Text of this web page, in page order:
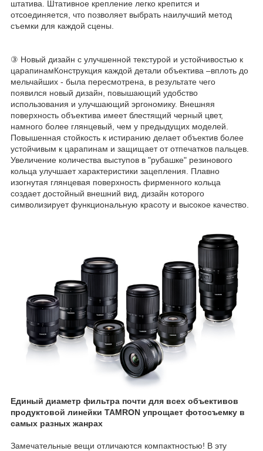
штатива. Штативное крепление легко крепится и
отсоединяется, что позволяет выбрать наилучший метод
съемки для каждой сцены.
③ Новый дизайн с улучшенной текстурой и устойчивостью к
царапинамКонструкция каждой детали объектива –вплоть до
мельчайших - была пересмотрена, в результате чего
появился новый дизайн, повышающий удобство
использования и улучшающий эргономику. Внешняя
поверхность объектива имеет блестящий черный цвет,
намного более глянцевый, чем у предыдущих моделей.
Повышенная стойкость к истиранию делает объектив более
устойчивым к царапинам и защищает от отпечатков пальцев.
Увеличение количества выступов в "рубашке" резинового
кольца улучшает характеристики зацепления. Плавно
изогнутая глянцевая поверхность фирменного кольца
создает достойный внешний вид, дизайн которого
символизирует функциональную красоту и высокое качество.
Единый диаметр фильтра почти для всех объективов
продуктовой линейки TAMRON упрощает фотосъемку в
самых разных жанрах
Замечательные вещи отличаются компактностью! В эту